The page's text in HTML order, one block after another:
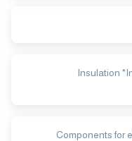
Insulation
Components for